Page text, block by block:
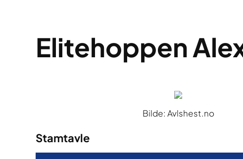
Elitehoppen
Bilde: Avlshest.no
Stamtavle